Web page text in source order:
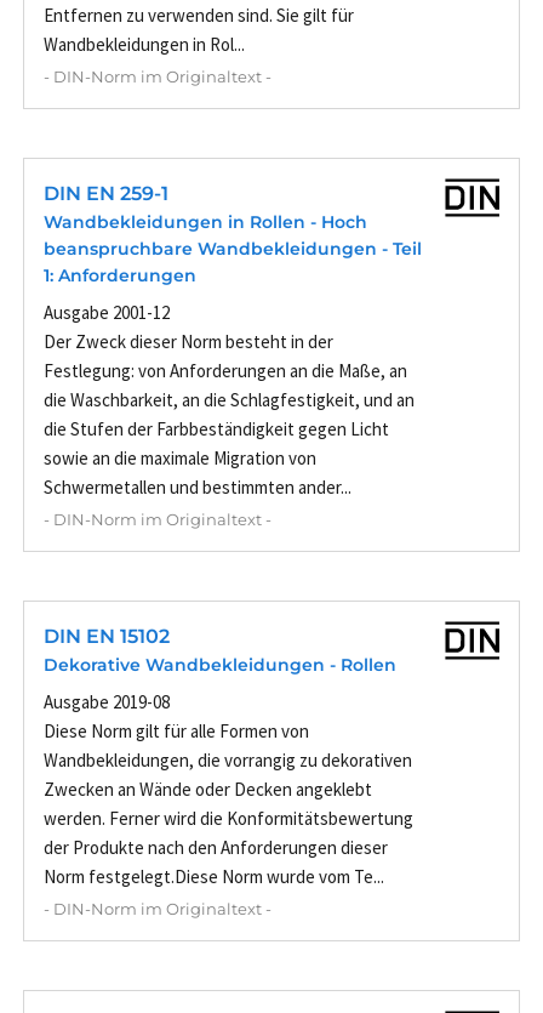
Entfernen zu verwenden sind. Sie gilt für
Wandbekleidungen in Rol...
- DIN-Norm im Originaltext -
DIN EN 259-1
Wandbekleidungen in Rollen - Hoch
beanspruchbare Wandbekleidungen - Teil
1: Anforderungen
Ausgabe 2001-12
Der Zweck dieser Norm besteht in der
Festlegung: von Anforderungen an die Maße, an
die Waschbarkeit, an die Schlagfestigkeit, und an
die Stufen der Farbbeständigkeit gegen Licht
sowie an die maximale Migration von
Schwermetallen und bestimmten ander...
- DIN-Norm im Originaltext -
DIN EN 15102
Dekorative Wandbekleidungen - Rollen
Ausgabe 2019-08
Diese Norm gilt für alle Formen von
Wandbekleidungen, die vorrangig zu dekorativen
Zwecken an Wände oder Decken angeklebt
werden. Ferner wird die Konformitätsbewertung
der Produkte nach den Anforderungen dieser
Norm festgelegt.Diese Norm wurde vom Te...
- DIN-Norm im Originaltext -